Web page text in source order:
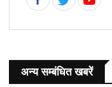
अन्य सम्बंधित खबरें